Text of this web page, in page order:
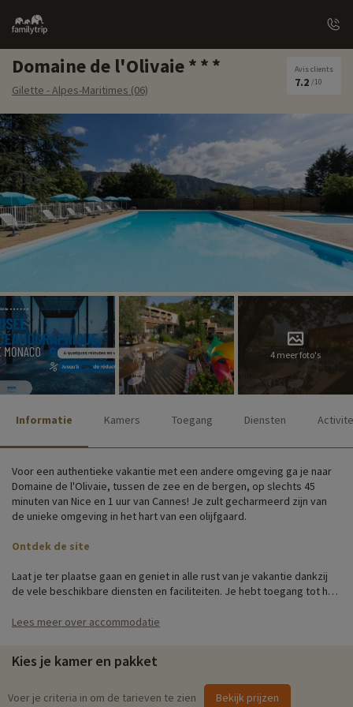
Family
trip
Domaine de l'Olivaie
Gilette - Alpes-Maritimes (06)
Avis clients
7.2 /10
4 meer foto's
Informatie Kamers Toegang Diensten
Voor een authentieke vakantie met een andere omgeving ga je naar
Domaine de l'Olivaie, tussen de zee en de bergen, op slechts 45
minuten van Nice en 1 uur van Cannes! Je zult gecharmeerd zijn van
de unieke omgeving in het hart van een olijfgaard.
Ontdek de site
Laat je ter plaatse gaan en geniet in alle rust van je vakantie dankzij
de vele beschikbare diensten en faciliteiten. Je hebt toegang tot het
wasserette en alle aangeboden activiteiten en animaties! Voor
en een schoonmaakruimte.
De comfortabele, moderne accommodaties liggen in een bosrijk park
Lees meer over accommodatie
Kies je kamer en pakket
Voer je criteria in om de tarieven te zien Bekijk prijzen